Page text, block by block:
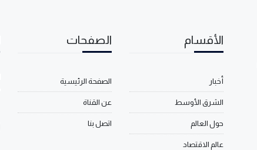
الأقسام
أخبار
الشرق الأوسط
حول العالم
عالم الاقتصاد
الصفحات
الصفحة الرئيسية
عن القناة
اتصل بنا